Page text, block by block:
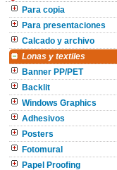
Para copia
Para presentaciones
Calcado y archivo
Lonas y textiles
Banner PP/PET
Backlit
Windows Graphics
Adhesivos
Posters
Fotomural
Papel Proofing